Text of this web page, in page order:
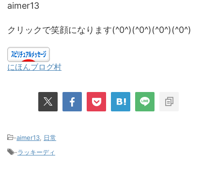
aimer13
クリックで笑顔になります(^0^)(^0^)(^0^)(^0^)
にほんブログ村
-aimer13, 日常
-ラッキーディ